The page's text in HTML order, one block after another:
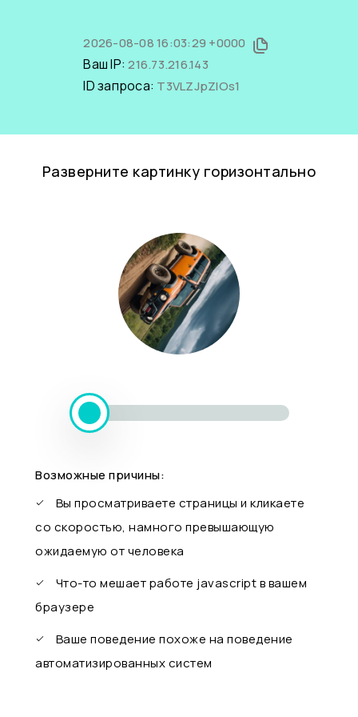
2026-08-08 16:03:29 +0000
Ваш IP:216.73.216.143
ID запроса: T3VLZJpZlOs1
Разверните картинку горизонтально
Возможные причины:
Вы просматриваете страницы и кликаете
со скоростью, намного превышающую
ожидаемую от человека
Что-то мешает работе javascript в вашем
браузере
Ваше поведение похоже на поведение
автоматизированных систем